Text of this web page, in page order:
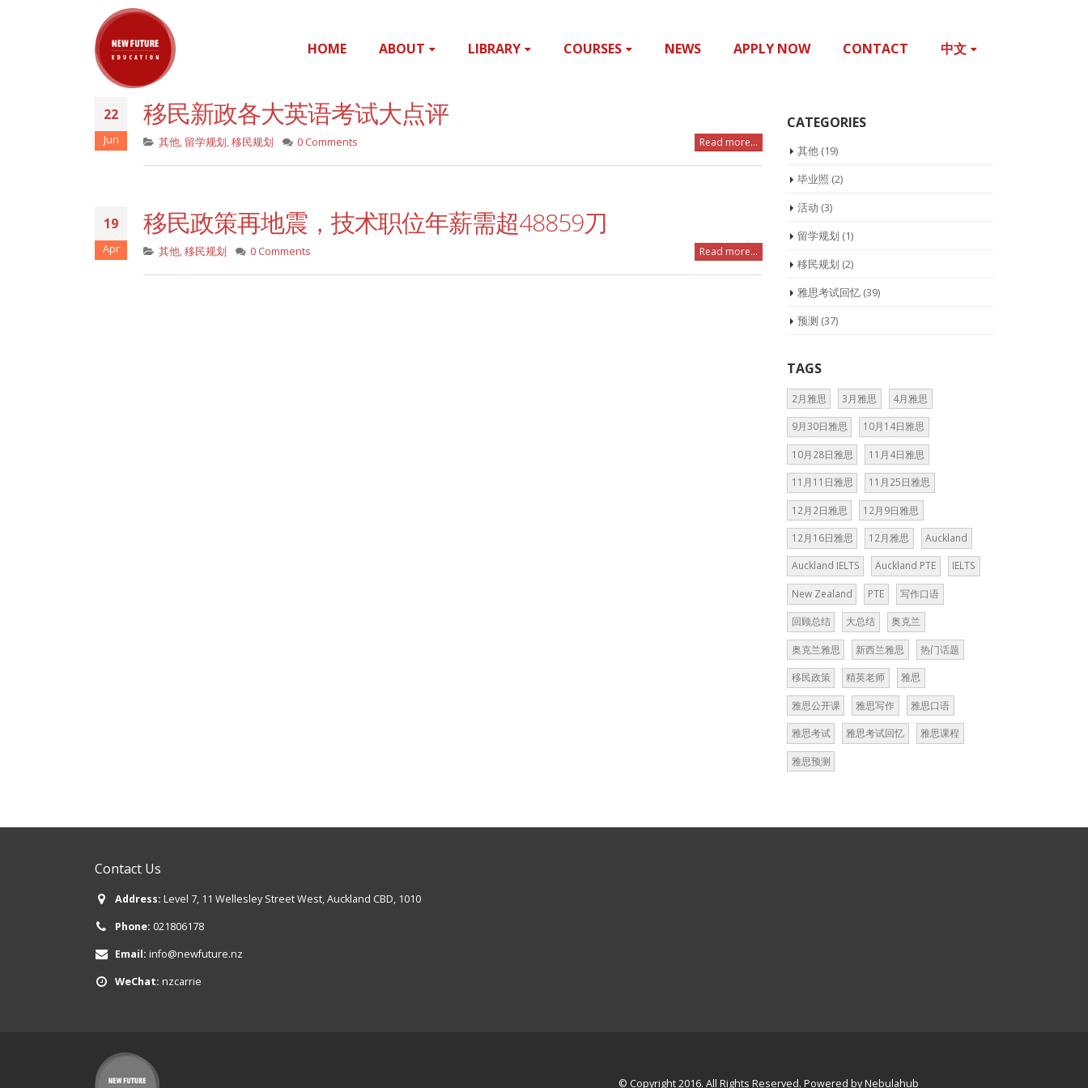
HOME ABOUT LIBRARY COURSES NEWS APPLY NOW CONTACT 中文
22
Jun
移民新政各大英语考试大点评
其他, 留学规划,移民规划 0 Comments Read more...
19
Apr
移民政策再地震，技术职位年薪需超48859刀
其他,移民规划 0 Comments Read more...
CATEGORIES
其他 (19)
毕业照 (2)
活动 (3)
留学规划 (1)
移民规划 (2)
雅思考试回忆 (39)
预测 (37)
TAGS
2月雅思 3月雅思 4月雅思
9月30日雅思 10月14日雅思
10月28日雅思 11月4日雅思
11月11日雅思 11月25日雅思
12月2日雅思 12月9日雅思
12月16日雅思 12月雅思 Auckland
Auckland IELTS Auckland PTE IELTS
New Zealand PTE 写作口语
回顾总结 大总结 奥克兰
奥克兰雅思 新西兰雅思 热门话题
移民政策 精英老师 雅思
雅思公开课 雅思写作 雅思口语
雅思考试 雅思考试回忆 雅思课程
雅思预测
Contact Us
Address: Level 7, 11 Wellesley Street West, Auckland CBD, 1010
Phone: 021806178
Email: info@newfuture.nz
WeChat: nzcarrie
© Copyright 2016. All Rights Reserved. Powered byNebulahub